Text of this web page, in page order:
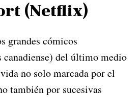
(Netflix)
grandes cómicos
canadiense) del último medio
no solo marcada por el
también por sucesivas